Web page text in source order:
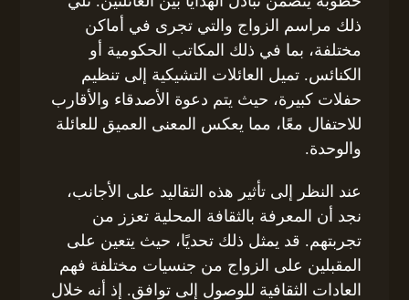
ذلك مراسم الزواج والتي تجرى في أماكن
مختلفة، بما في ذلك المكاتب الحكومية أو
الكنائس. تميل العائلات التشيكية إلى تنظيم
حفلات كبيرة، حيث يتم دعوة الأصدقاء والأقارب
للاحتفال معًا، مما يعكس المعنى العميق للعائلة
والوحدة.
عند النظر إلى تأثير هذه التقاليد على الأجانب،
نجد أن المعرفة بالثقافة المحلية تعزز من
تجربتهم. قد يمثل ذلك تحديًا، حيث يتعين على
المقبلين على الزواج من جنسيات مختلفة فهم
العادات الثقافية للوصول إلى توافق. إذ أنه خلال